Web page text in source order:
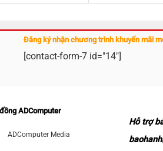
Đăng ký nhận chương trình khuyến mãi
[contact-form-7 id="14"]
ADComputer
ADComputer Media
Hỗ trợ